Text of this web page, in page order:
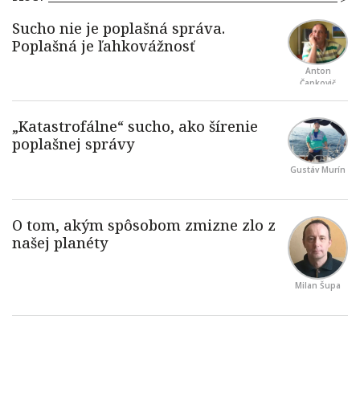
Anton
Čapkovič
Gustáv Murín
Milan Šupa